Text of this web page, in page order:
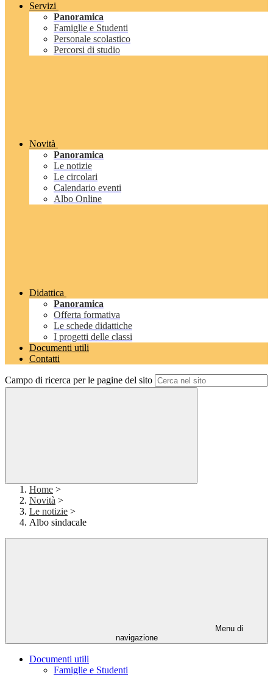
Servizi
Panoramica
Famiglie e Studenti
Personale scolastico
Percorsi di studio
Novità
Panoramica
Le notizie
Le circolari
Calendario eventi
Albo Online
Didattica
Panoramica
Offerta formativa
Le schede didattiche
I progetti delle classi
Documenti utili
Contatti
Campo di ricerca per le pagine del sito
Home >
Novità >
Le notizie >
Albo sindacale
Menu di
navigazione
Documenti utili
Famiglie e Studenti